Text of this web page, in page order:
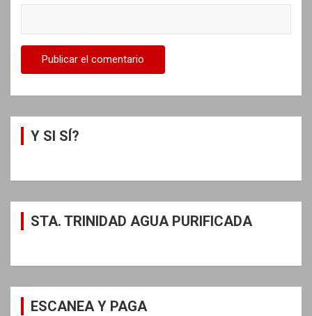
Y SI SÍ?
STA. TRINIDAD AGUA PURIFICADA
ESCANEA Y PAGA